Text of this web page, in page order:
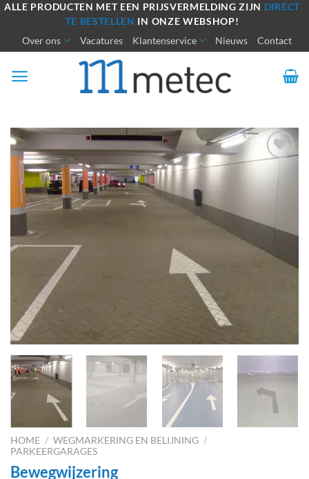
Ga
inhoud
ALLE PRODUCTEN MET EEN PRIJSVERMELDING ZIJN DIRECT
TE BESTELLEN IN ONZE WEBSHOP!
Over ons Vacatures Klantenservice Nieuws Contact
HOME / WEGMARKERING EN BELIJNING /
PARKEERGARAGES
Bewegwijzering